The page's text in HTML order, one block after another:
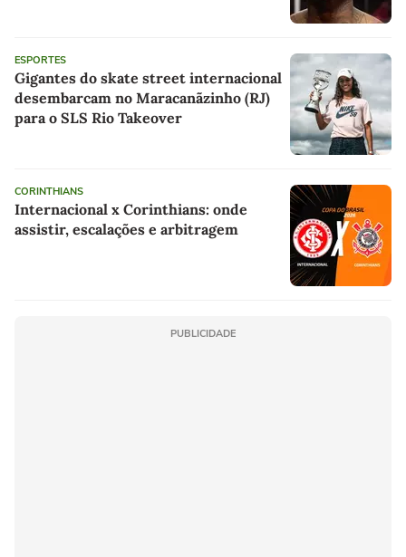
ESPORTES
Gigantes do skate street internacional
desembarcam no Maracanãzinho (RJ)
para o SLS Rio Takeover
CORINTHIANS
Internacional x Corinthians: onde
assistir, escalações e arbitragem
PUBLICIDADE